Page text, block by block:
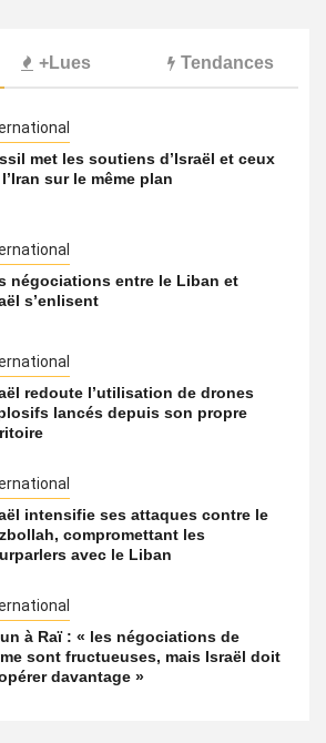
+Lues Tendances
met les soutiens d’Israël et ceux
sur le même plan
négociations entre le Liban et
s’enlisent
redoute l’utilisation de drones
lancés depuis son propre
intensifie ses attaques contre le
compromettant les
avec le Liban
à Raï : « les négociations de
sont fructueuses, mais Israël doit
davantage »